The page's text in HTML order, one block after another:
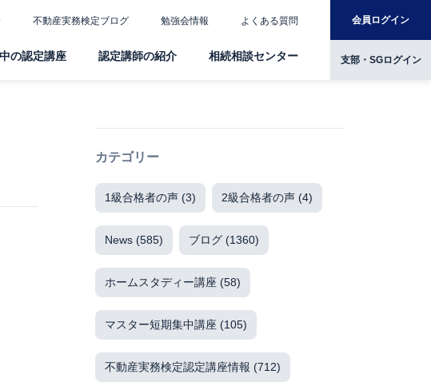
不動産実務検定ブログ 勉強会情報 よくある質問 会員ログイン
の認定講座 認定講師の紹介 相続相談センター 支部・SGログイン
カテゴリー
1級合格者の声 (3) 2級合格者の声 (4)
News (585) ブログ (1360)
ホームスタディー講座 (58)
マスター短期集中講座 (105)
不動産実務検定認定講座情報 (712)